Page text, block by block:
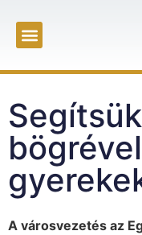
A városvezetés az